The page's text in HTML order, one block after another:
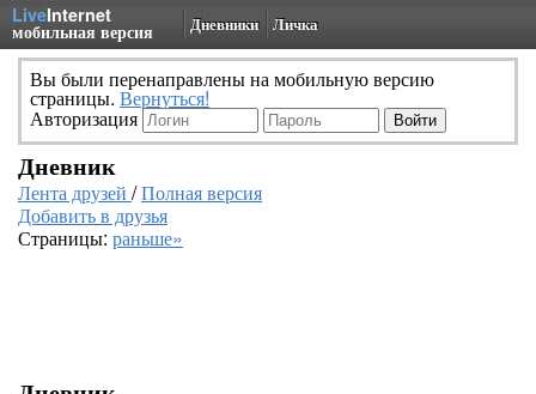
LiveInternet
мобильная версия Дневники Личка
Вы были перенаправлены на мобильную версию
страницы. Вернуться!
Авторизация
Дневник
Лента друзей /Полная версия
Добавить в друзья
Страницы: раньше»